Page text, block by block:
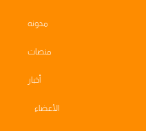
مدونه
منصات
أخبار
الأعضاء